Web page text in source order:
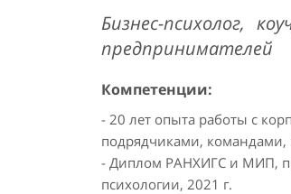
Бизнес-психолог,
предпринимателей
Компетенции:
- 20 лет опыта работы с
подрядчиками,
- Диплом РАНХИГС и МИП,
психологии, 2021 г.